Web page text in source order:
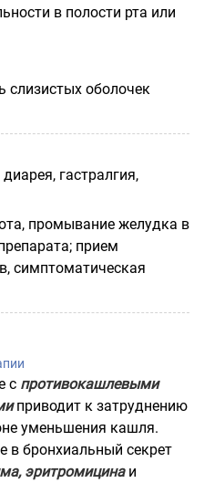
в полости рта или
слизистых оболочек
гастралгия,
промывание желудка в
прием
симптоматическая
с противокашлевыми
приводит к затруднению
уменьшения кашля.
в бронхиальный секрет
эритромицинаи